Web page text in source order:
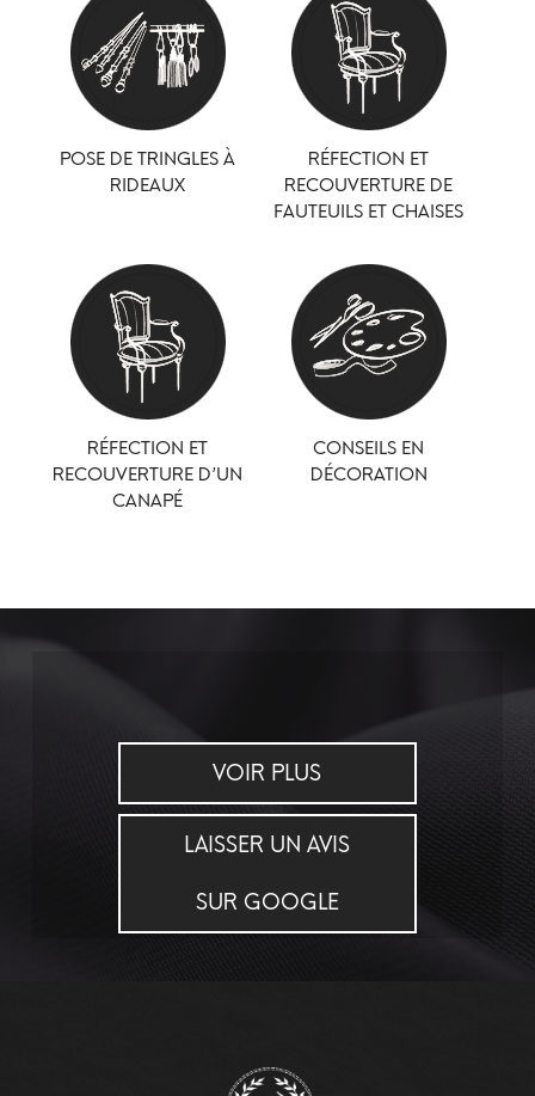
POSE DE TRINGLES À
RIDEAUX
RÉFECTION ET
RECOUVERTURE DE
FAUTEUILS ET CHAISES
RÉFECTION ET
RECOUVERTURE D’UN
CANAPÉ
CONSEILS EN
DÉCORATION
VOIR PLUS
LAISSER UN AVIS
SUR GOOGLE